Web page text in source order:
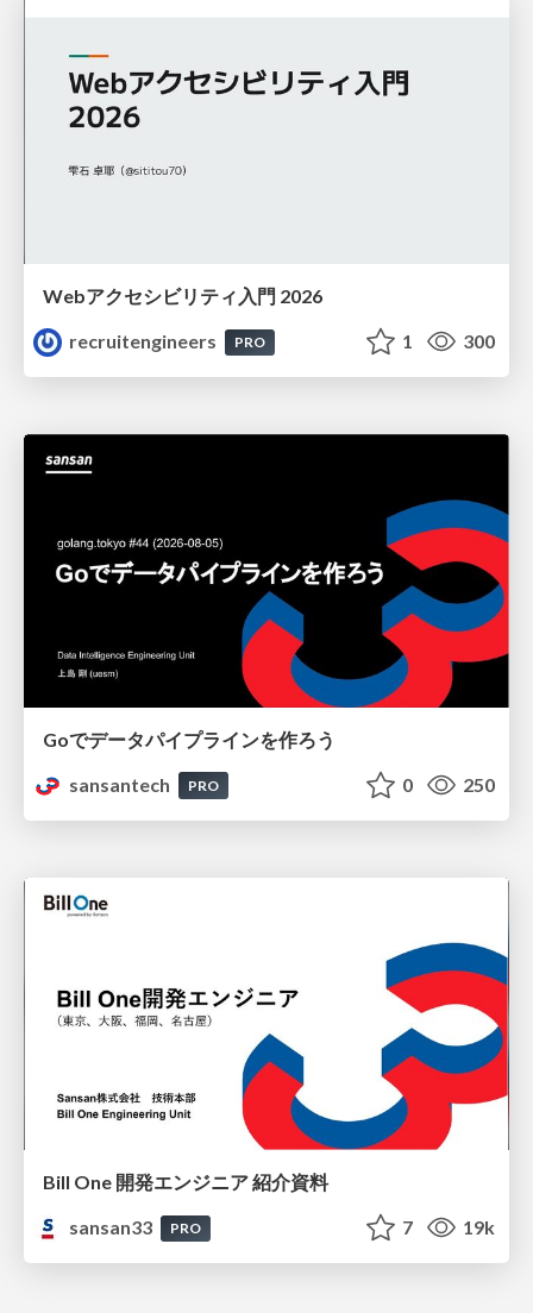
Webアクセシビリティ入門 2026
recruitengineers
PRO 1 300
Goでデータパイプラインを作ろう
sansantech
PRO 0 250
Bill One 開発エンジニア 紹介資料
sansan33
PRO 7 19k